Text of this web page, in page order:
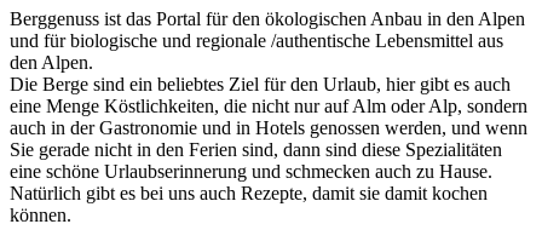
Berggenuss ist das Portal für den ökologischen Anbau in den Alpen
und für biologische und regionale /authentische Lebensmittel aus
den Alpen.
Die Berge sind ein beliebtes Ziel für den Urlaub, hier gibt es auch
eine Menge Köstlichkeiten, die nicht nur auf Alm oder Alp, sondern
auch in der Gastronomie und in Hotels genossen werden, und wenn
Sie gerade nicht in den Ferien sind, dann sind diese Spezialitäten
eine schöne Urlaubserinnerung und schmecken auch zu Hause.
Natürlich gibt es bei uns auch Rezepte, damit sie damit kochen
können.